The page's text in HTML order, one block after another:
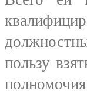
пользу